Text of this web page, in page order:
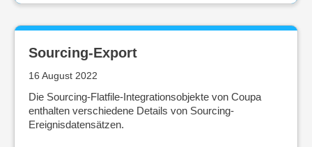
Sourcing-Export
16 August 2022
Die Sourcing-Flatfile-Integrationsobjekte von Coupa
enthalten verschiedene Details von Sourcing-
Ereignisdatensätzen.